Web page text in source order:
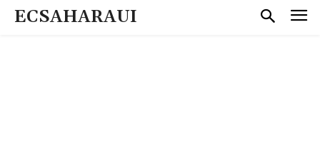
ECSAHARAUI